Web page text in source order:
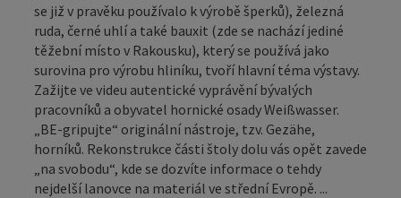
se již v pravěku používalo k výrobě šperků), železná
ruda, černé uhlí a také bauxit (zde se nachází jediné
těžební místo v Rakousku), který se používá jako
surovina pro výrobu hliníku, tvoří hlavní téma výstavy.
Zažijte ve videu autentické vyprávění bývalých
pracovníků a obyvatel hornické osady Weißwasser.
„BE-gripujte“ originální nástroje, tzv. Gezähe,
horníků. Rekonstrukce části štoly dolu vás opět zavede
„na svobodu“, kde se dozvíte informace o tehdy
nejdelší lanovce na materiál ve střední Evropě. ...